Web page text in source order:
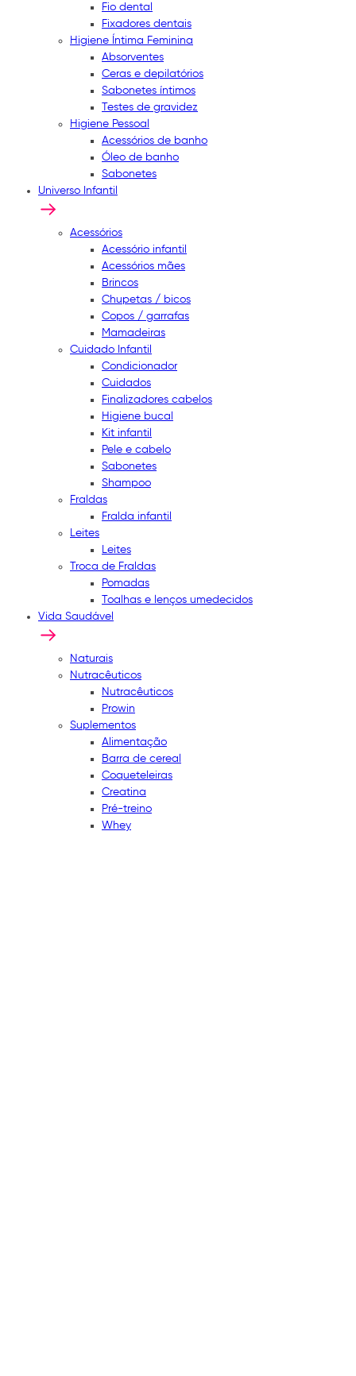
Fio dental
Fixadores dentais
Higiene Íntima Feminina
Absorventes
Ceras e depilatórios
Sabonetes íntimos
Testes de gravidez
Higiene Pessoal
Acessórios de banho
Óleo de banho
Sabonetes
Universo Infantil
Acessórios
Acessório infantil
Acessórios mães
Brincos
Chupetas / bicos
Copos / garrafas
Mamadeiras
Cuidado Infantil
Condicionador
Cuidados
Finalizadores cabelos
Higiene bucal
Kit infantil
Pele e cabelo
Sabonetes
Shampoo
Fraldas
Fralda infantil
Leites
Leites
Troca de Fraldas
Pomadas
Toalhas e lenços umedecidos
Vida Saudável
Naturais
Nutracêuticos
Nutracêuticos
Prowin
Suplementos
Alimentação
Barra de cereal
Coqueteleiras
Creatina
Pré-treino
Whey